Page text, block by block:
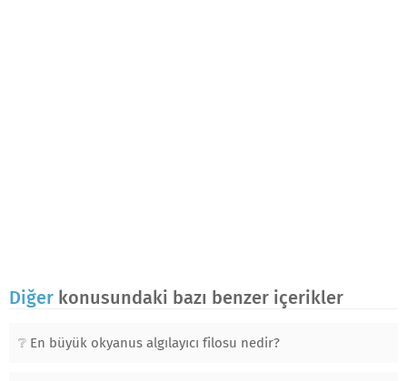
Diğer konusundaki bazı benzer içerikler
En büyük okyanus algılayıcı filosu nedir?